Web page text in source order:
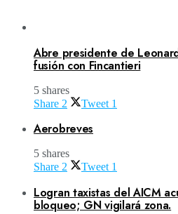
Abre presidente de
fusión con Fincantieri
5 shares
Share 2 Tweet 1
Aerobreves
5 shares
Share 2 Tweet 1
Logran taxistas del AICM
bloqueo; GN vigilará zona.